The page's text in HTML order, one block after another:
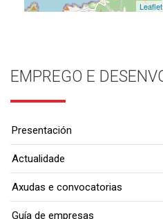
Leaflet
EMPREGO E
Presentación
Actualidade
Axudas e convocatorias
Guía de empresas